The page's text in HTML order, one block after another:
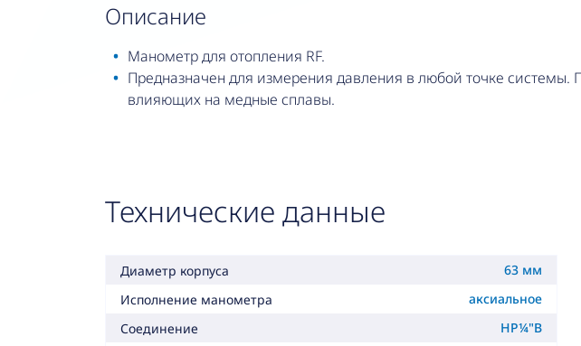
описание
Манометр для отопления RF.
Предназначен для измерения давления в любой точке системы.
влияющих на медные сплавы.
Технические данные
Диаметр корпуса
63 мм
Исполнение манометра
аксиальное
Соединение
НР¼"B